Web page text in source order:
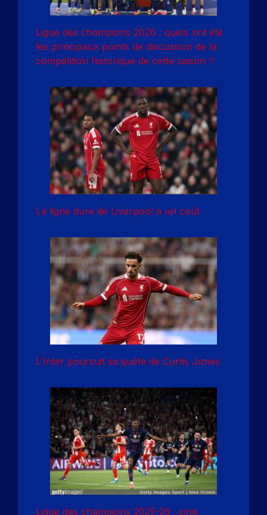
Ligue des champions 2026 : quels ont été
les principaux points de discussion de la
compétition historique de cette saison ?
La ligne dure de Liverpool a un coût
L’Inter poursuit sa quête de Curtis Jones
Ligue des champions 2025-26 : cinq